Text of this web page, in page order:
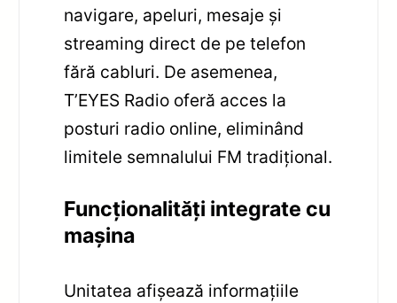
navigare, apeluri, mesaje și
streaming direct de pe telefon
fără cabluri. De asemenea,
T’EYES Radio oferă acces la
posturi radio online, eliminând
limitele semnalului FM tradițional.
Funcționalități integrate cu
mașina
Unitatea afișează informațiile